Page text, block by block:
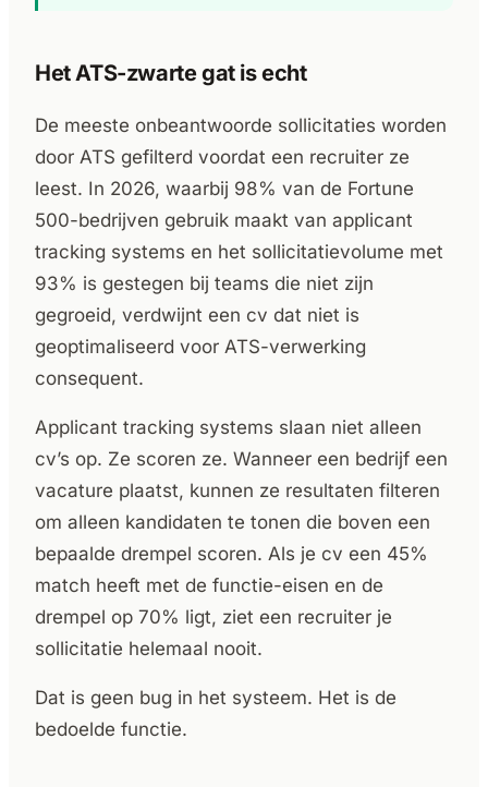
Het ATS-zwarte gat is echt
De meeste onbeantwoorde sollicitaties worden
door ATS gefilterd voordat een recruiter ze
leest. In 2026, waarbij 98% van de Fortune
500-bedrijven gebruik maakt van applicant
tracking systems en het sollicitatievolume met
93% is gestegen bij teams die niet zijn
gegroeid, verdwijnt een cv dat niet is
geoptimaliseerd voor ATS-verwerking
consequent.
Applicant tracking systems slaan niet alleen
cv’s op. Ze scoren ze. Wanneer een bedrijf een
vacature plaatst, kunnen ze resultaten filteren
om alleen kandidaten te tonen die boven een
bepaalde drempel scoren. Als je cv een 45%
match heeft met de functie-eisen en de
drempel op 70% ligt, ziet een recruiter je
sollicitatie helemaal nooit.
Dat is geen bug in het systeem. Het is de
bedoelde functie.